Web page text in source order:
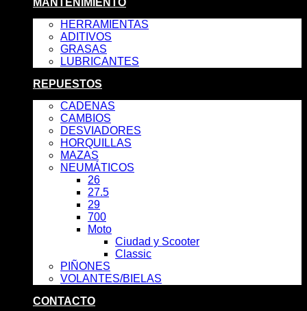
MANTENIMIENTO
HERRAMIENTAS
ADITIVOS
GRASAS
LUBRICANTES
REPUESTOS
CADENAS
CAMBIOS
DESVIADORES
HORQUILLAS
MAZAS
NEUMÁTICOS
26
27.5
29
700
Moto
Ciudad y Scooter
Classic
PIÑONES
VOLANTES/BIELAS
CONTACTO